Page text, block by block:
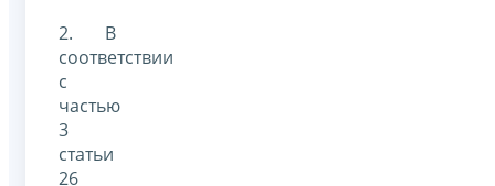
2. В
соответствии
с
частью
3
статьи
26